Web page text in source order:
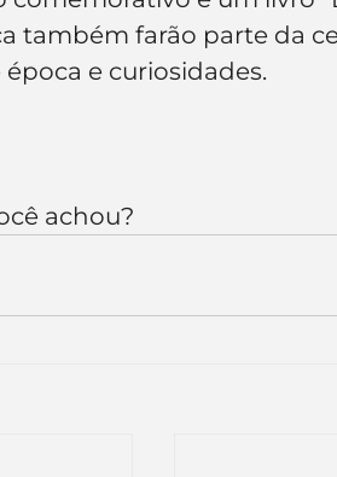
também farão parte da
e curiosidades.
achou?